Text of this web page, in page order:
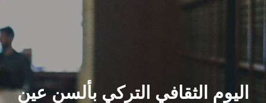
عن الجامعة
القطاعـات
الشئون الأكاديمية
اليوم الثقافي التركي بألسن عين